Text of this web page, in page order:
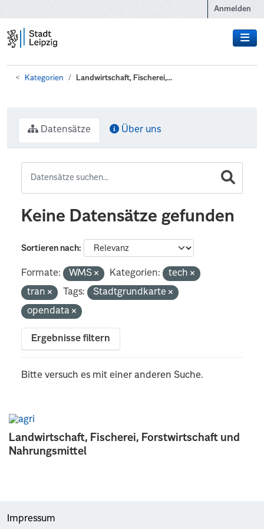
Anmelden
Kategorien Landwirtschaft, Fischerei,...
Landwirtschaft, Fischerei, Forstwirtschaft und
Nahrungsmittel
Datensätze Über uns
Keine Datensätze gefunden
Sortieren nach
Formate: WMS Kategorien:
tech
tran
Tags:
Stadtgrundkarte
opendata
Ergebnisse filtern
Bitte versuch es mit einer anderen Suche.
Impressum